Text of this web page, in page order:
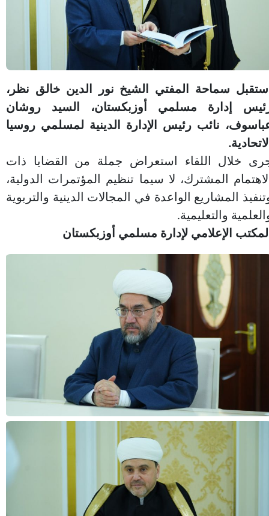
سماحة المفتي الشيخ نور الدين خالق نظر،
إدارة مسلمي أوزبكستان، السيد روشان
نائب رئيس الإدارة الدينية لمسلمي روسيا
خلال اللقاء استعراض جملة من القضايا ذات
المشترك، لا سيما تنظيم المؤتمرات الدولية،
المشاريع الواعدة في المجالات الدينية والتربوية
والتعليمية.
الإعلامي لإدارة مسلمي أوزبكستان